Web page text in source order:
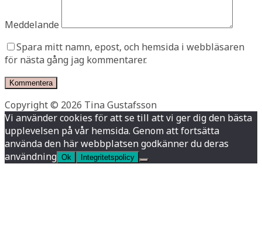
Meddelande
Spara mitt namn, epost, och hemsida i webbläsaren
för nästa gång jag kommentarer.
Copyright © 2026 Tina Gustafsson
Vi använder cookies för att se till att vi ger dig den bästa
upplevelsen på vår hemsida. Genom att fortsätta
använda den här webbplatsen godkänner du deras
användning Ok Integritetspolicy